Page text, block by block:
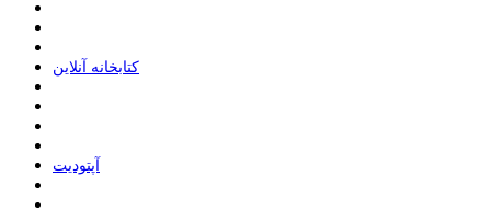
ﮐﺘﺎﺑﺨﺎﻧﻪ ﺁﻧﻼﯾﻦ
ﺁﭘﺘﻮﺩﯾﺖ